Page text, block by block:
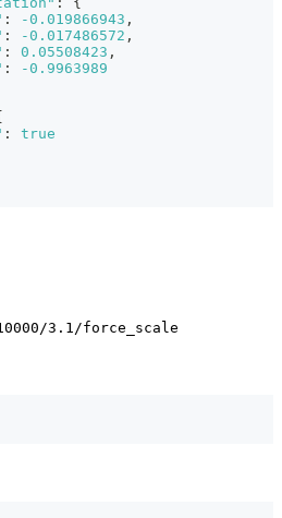
: -0.019866943 ,
: -0.017486572 ,
: 0.05508423 ,
:
-0.9963989
:
true
3.1/force_scale